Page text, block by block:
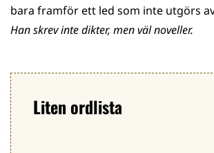
bara framför ett led som inte utgörs
Han skrev inte dikter, men väl noveller.
Liten ordlista